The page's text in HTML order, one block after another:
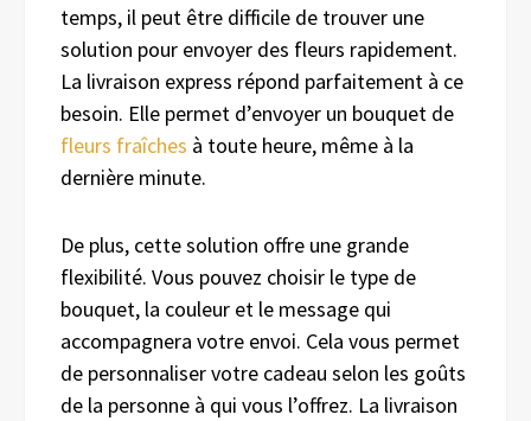
temps, il peut être difficile de trouver une
solution pour envoyer des fleurs rapidement.
La livraison express répond parfaitement à ce
besoin. Elle permet d’envoyer un bouquet de
fleurs fraîches à toute heure, même à la
dernière minute.
De plus, cette solution offre une grande
flexibilité. Vous pouvez choisir le type de
bouquet, la couleur et le message qui
accompagnera votre envoi. Cela vous permet
de personnaliser votre cadeau selon les goûts
de la personne à qui vous l’offrez. La livraison